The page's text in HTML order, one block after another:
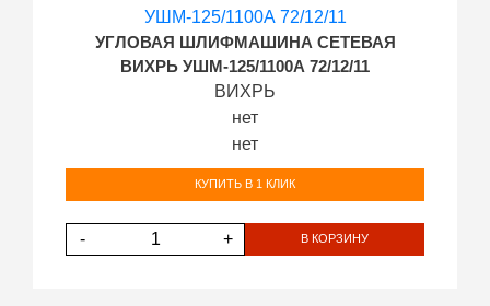
УГЛОВАЯ ШЛИФМАШИНА СЕТЕВАЯ
ВИХРЬ УШМ-125/1100А 72/12/11
ВИХРЬ
нет
нет
КУПИТЬ В 1 КЛИК
- + В КОРЗИНУ